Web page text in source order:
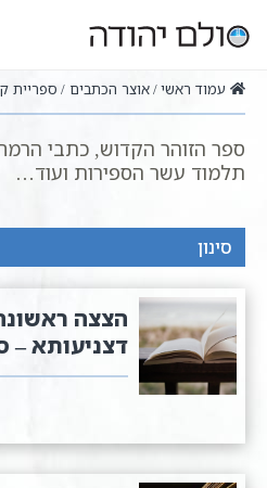
עמוד ראשי אוצר הכתבים ספריית
ספר הזוהר הקדוש, כתבי
תלמוד עשר הספירות ועוד…
הצצה
דצניעותא –
סינון